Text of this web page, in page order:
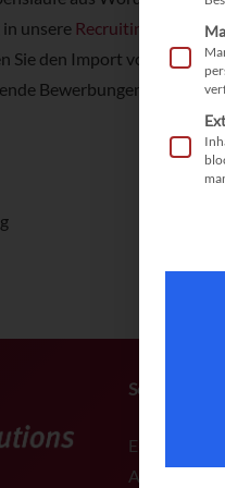
unsere Recruiting Software
Sie den Import von
Bewerbungen per E-
Software
E-Recruiting
All-in-One